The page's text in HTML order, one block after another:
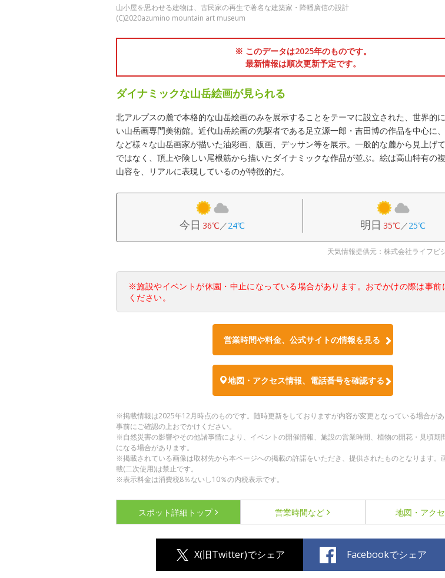
山小屋を思わせる建物は、古民家の再生で著名な建築家・降幡廣信の設計
(C)2020azumino mountain art museum
※ このデータは2025年のものです。
最新情報は順次更新予定です。
ダイナミックな山岳絵画が見られる
北アルプスの麓で本格的な山岳絵画のみを展示することをテーマに設立された、世界的
い山岳画専門美術館。近代山岳絵画の先駆者である足立源一郎・吉田博の作品を中心に
など様々な山岳画家が描いた油彩画、版画、デッサン等を展示。一般的な麓から見上げ
ではなく、頂上や険しい尾根筋から描いたダイナミックな作品が並ぶ。絵は高山特有の
山容を、リアルに表現しているのが特徴的だ。
今日 36℃／24℃ 明日 35℃／25℃
天気情報提供元：株式会社ライフビ
※施設やイベントが休園・中止になっている場合があります。おでかけの際は事前
ください。
営業時間や料金、公式サイトの情報を見る
地図・アクセス情報、電話番号を確認する
※掲載情報は2025年12月時点のものです。随時更新をしておりますが内容が変更となっている場合があ
事前にご確認の上おでかけください。
※自然災害の影響やその他諸事情により、イベントの開催情報、施設の営業時間、植物の開花・見頃期
になる場合があります。
※掲載されている画像は取材先から本ページへの掲載の許諾をいただき、提供されたものとなります。
載(二次使用)は禁止です。
※表示料金は消費税8％ないし10％の内税表示です。
スポット詳細 トップ 営業時間など 地図・アク
X(旧Twitter)でシェア Facebookでシェア